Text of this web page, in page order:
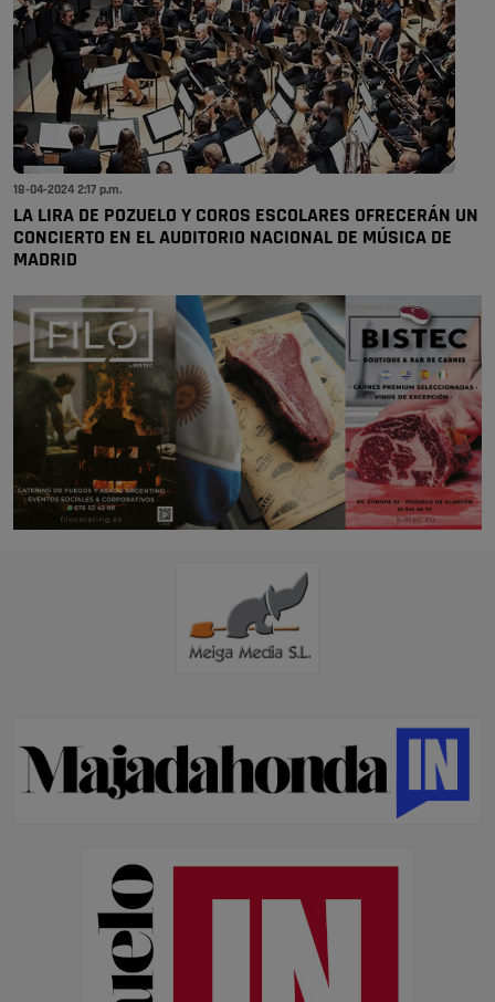
18-04-2024 2:17 p.m.
LA LIRA DE POZUELO Y COROS ESCOLARES OFRECERÁN UN
CONCIERTO EN EL AUDITORIO NACIONAL DE MÚSICA DE
MADRID